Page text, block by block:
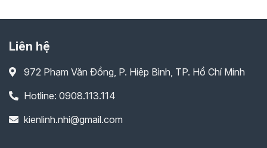
Liên hệ
972 Phạm Văn Đồng, P. Hiệp Bình, TP. Hồ Chí Minh
Hotline: 0908.113.114
kienlinh.nhi@gmail.com